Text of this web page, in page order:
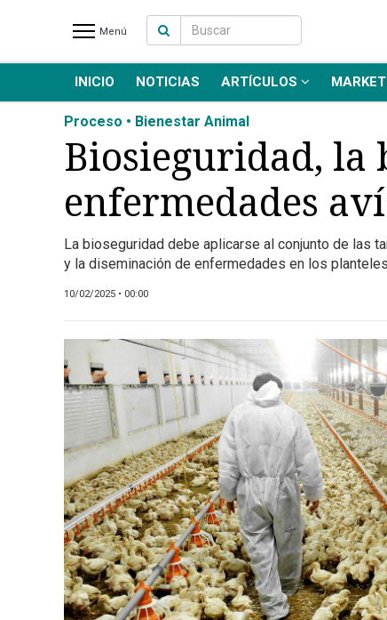
NOTICIAS RECIENTES
NOTICIAS
ARTÍCULOS
PRODUCCIÓN
PRODUCTO
NUEVOS PRODUCTOS
MARKETPLACE
EVENTOS Y
CAPACITACIONES
DIRECTORIO
CALENDARIO
MEDIA KIT
SERVICIOS
Menú
INICIO NOTICIAS ARTÍCULOS
Proceso • Bienestar Animal
Biosieguridad, la
enfermedades
La bioseguridad debe aplicarse al conjunto de las
y la diseminación de enfermedades en los
10/02/2025 • 00:00